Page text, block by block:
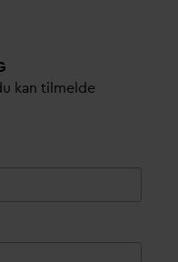
kan tilmelde